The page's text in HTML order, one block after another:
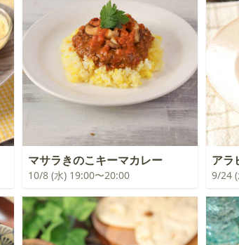
マサラきのこキーマカレー
10/8 (水) 19:00〜20:00
アラ
9/24